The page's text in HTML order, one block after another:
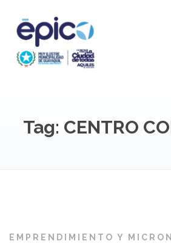
Tag: CENTRO
EMPRENDIMIENTO Y